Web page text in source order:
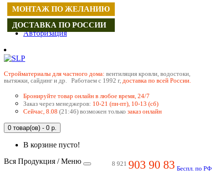
Регистрация
Авторизация
Cтройматериалы для частного дома: вентиляция кровли, водостоки,
вытяжки, сайдинг и др. Работаем с 1992 г, доставка по всей России.
Бронируйте товар онлайн в любое время, 24/7
Заказ через менеджеров: 10-21 (пн-пт), 10-13 (сб)
Сейчас, 8.08 (21:46) возможен только заказ онлайн
0 товар(ов) - 0 р.
В корзине пусто!
8 921 903 90 83 Беспл. по РФ
Вся Продукция / Меню
МОНТАЖ ПО ЖЕЛАНИЮ
ДОСТАВКА ПО РОССИИ